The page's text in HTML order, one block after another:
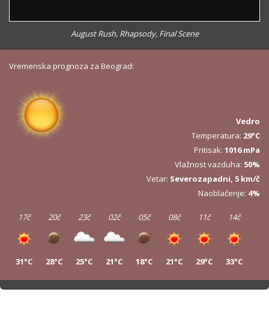
August Rush, Rhapsody, Final Scene
Vremenska prognoza za Beograd:
Vedro
Temperatura: 29°C
Pritisak: 1016 mPa
Vlažnost vazduha: 50%
Vetar: Severozapadni, 5 km/č
Naoblačenje: 4%
17č
31°C
20č
28°C
23č
25°C
02č
21°C
05č
18°C
08č
21°C
11č
29°C
14č
33°C